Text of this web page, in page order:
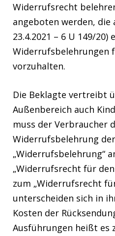
Widerrufsrecht
angeboten werden, die
23.4.2021 – 6 U 149/
Widerrufsbelehrungen
vorzuhalten.
Die Beklagte vertreibt
Außenbereich auch
muss der Verbraucher
Widerrufsbelehrung
„Widerrufsbelehrung“
„Widerrufsrecht für
zum „Widerrufsrecht
unterscheiden sich in
Kosten der
Ausführungen heißt es